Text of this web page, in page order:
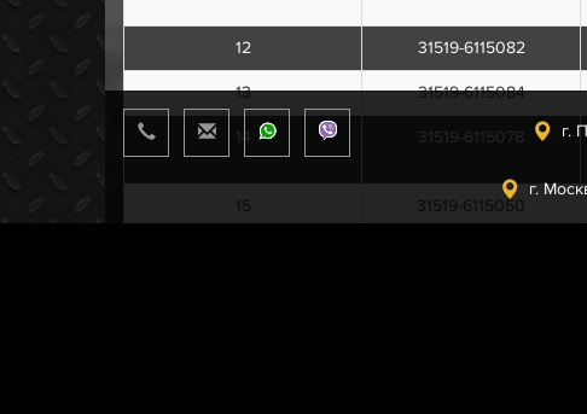
12 31519-6115082
13 31519-6115084
14 31519-6115078
15 31519-6115050
г.
г.